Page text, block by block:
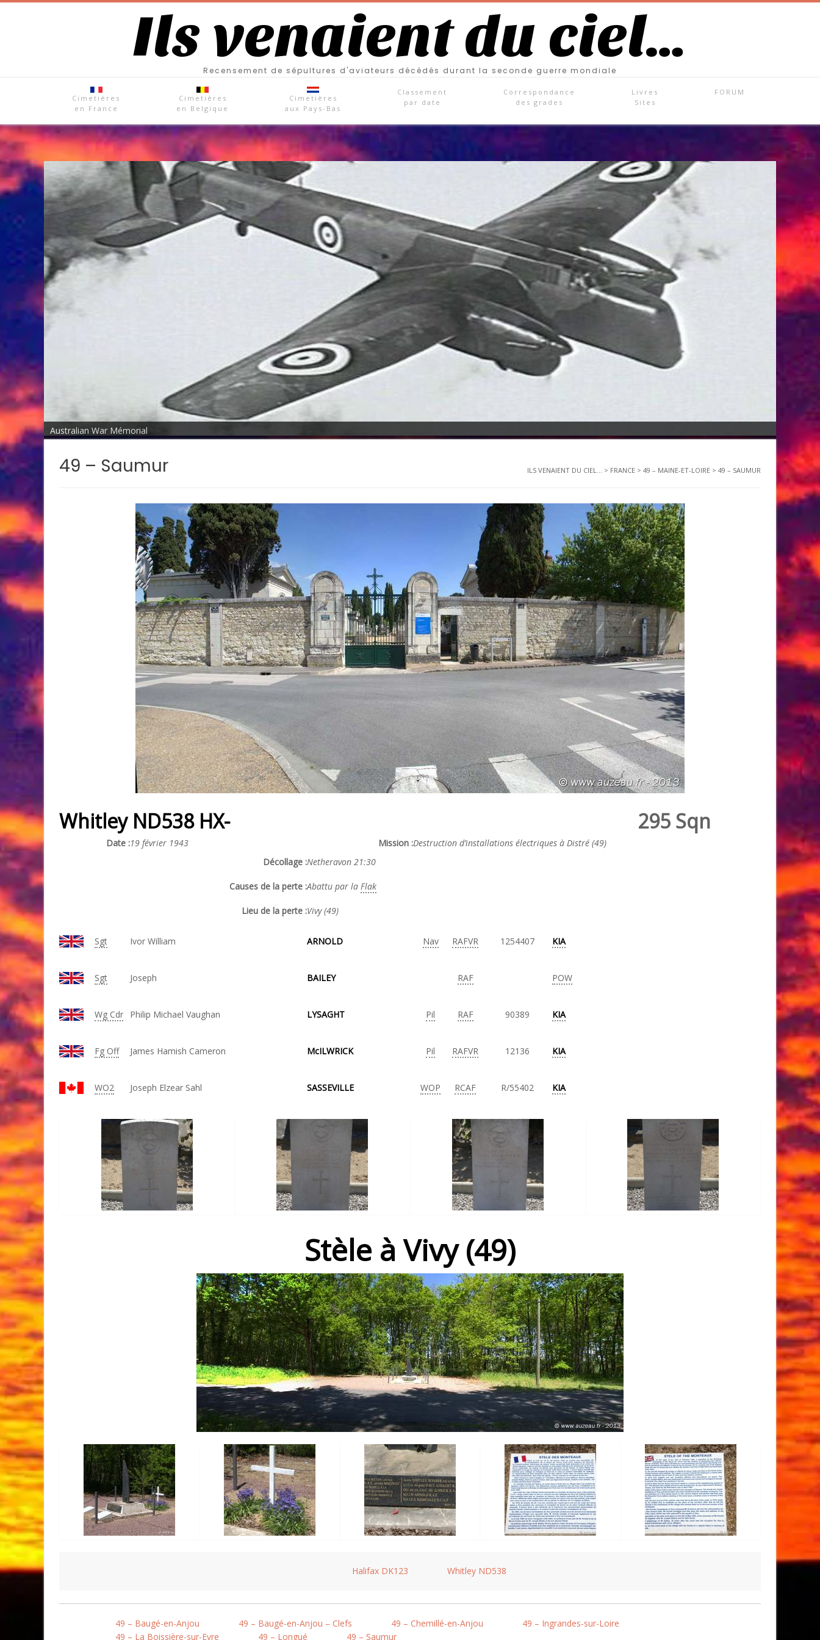
Ils venaient du ciel…
Recensement de sépultures d'aviateurs décédés durant la seconde guerre mondiale
Cimetières
en France
Cimetières
en Belgique
Cimetières
aux Pays-Bas
Classement
par date
Correspondance
des grades
Livres
Sites
FORUM
Australian War Mémorial
49 – Saumur ILS VENAIENT DU CIEL... > FRANCE > 49 – MAINE-ET-LOIRE > 49 – SAUMUR
Whitley ND538 HX- 295 Sqn
Date :19 février 1943 Mission :Destruction d’installations électriques à Distré (49)
Décollage :Netheravon 21:30
Causes de la perte :Abattu par la Flak
Lieu de la perte :Vivy (49)
Sgt Ivor William ARNOLD Nav RAFVR 1254407 KIA
Sgt Joseph BAILEY RAF POW
Wg Cdr Philip Michael Vaughan LYSAGHT Pil RAF 90389 KIA
Fg Off James Hamish Cameron McILWRICK Pil RAFVR 12136 KIA
WO2 Joseph Elzear Sahl SASSEVILLE WOP RCAF R/55402 KIA
Stèle à Vivy (49)
Halifax DK123 Whitley ND538
49 – Baugé-en-Anjou 49 – Baugé-en-Anjou – Clefs 49 – Chemillé-en-Anjou
49 – Ingrandes-sur-Loire
49 – La Boissière-sur-Evre
49 – Longué 49 – Saumur